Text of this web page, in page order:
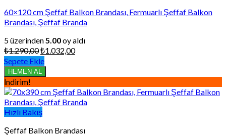
60×120 cm Şeffaf Balkon Brandası, Fermuarlı Şeffaf Balkon
Brandası, Şeffaf Branda
5 üzerinden 5.00oy aldı
₺1.290,00Orijinal
fiyat:
₺1.290,00.
₺1.032,00Şu
₺1.032,00.
Sepete Ekle
HEMEN AL
İndirim!
Hızlı Bakış
Şeffaf Balkon Brandası